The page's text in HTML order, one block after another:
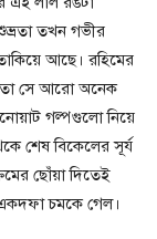
তখন গভীর
আছে। রহিমের
তা সে আরো অনেক
গল্পগুলো নিয়ে
শেষ বিকেলের সূর্য
ছোঁয়া দিতেই
চমকে গেল।